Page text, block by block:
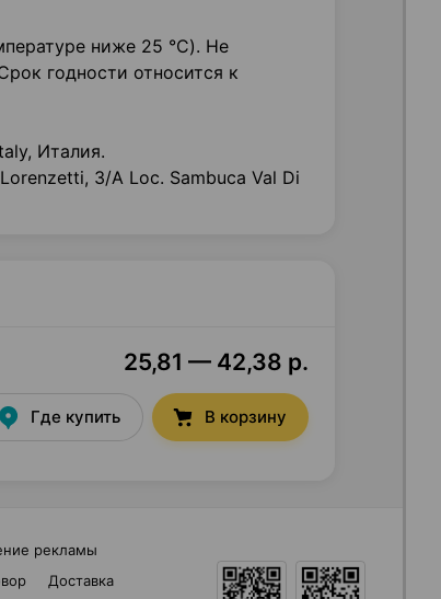
ниже 25 °C). Не
годности относится к
Италия.
Lorenzetti, 3/A Loc. Sambuca Val Di
25,81 — 42,38 р.
Где купить В корзину
рекламы
Доставка